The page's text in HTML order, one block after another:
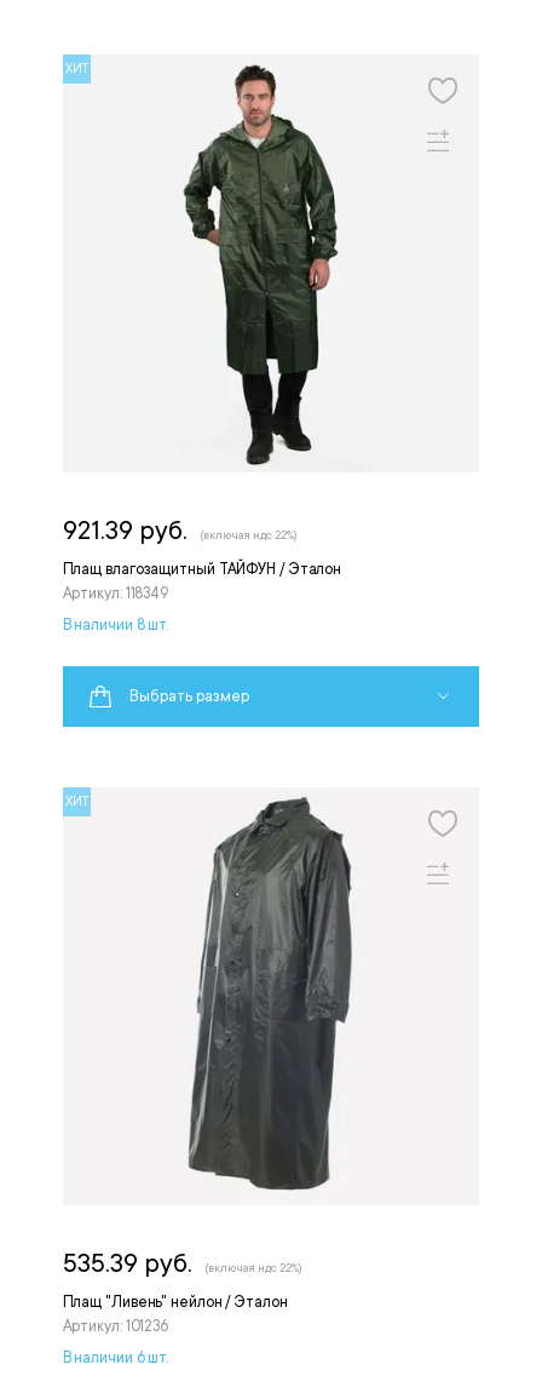
ХИТ
Плащ влагозащитный ТАЙФУН / Эталон
Артикул: 118349
921.39 руб. (включая ндс 22%)
В наличии 8 шт.
Выбрать размер
ХИТ
Плащ "Ливень" нейлон / Эталон
Артикул: 101236
535.39 руб. (включая ндс 22%)
В наличии 6 шт.